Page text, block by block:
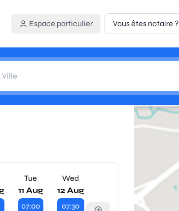
Espace particulier Vous êtes notaire ?
Tue
11 Aug
07:00
Wed
12 Aug
07:30